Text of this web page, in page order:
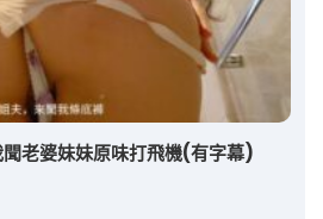
老婆妹妹原味打飛機(有字幕)